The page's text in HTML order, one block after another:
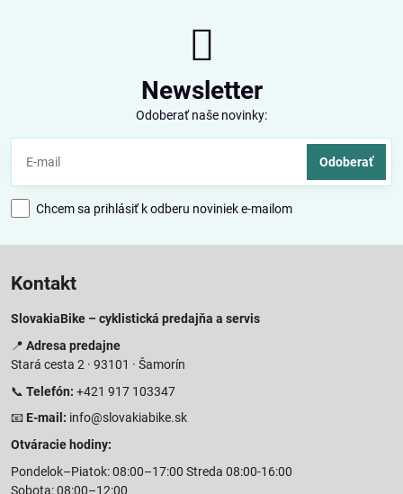
Newsletter
Odoberať naše novinky:
Odoberať
Chcem sa prihlásiť k odberu noviniek e-mailom
Kontakt
SlovakiaBike – cyklistická predajňa a servis
📍 Adresa predajne
Stará cesta 2 · 93101 · Šamorín
📞 Telefón: +421 917 103347
📧 E-mail: info@slovakiabike.sk
Otváracie hodiny:
Pondelok–Piatok: 08:00–17:00 Streda 08:00-16:00
Sobota: 08:00–12:00